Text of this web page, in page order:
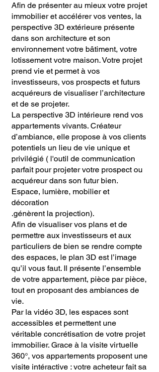
Afin de présenter au mieux votre projet
immobilier et accélérer vos ventes, la
perspective 3D extérieure présente
dans son architecture et son
environnement votre bâtiment, votre
lotissement votre maison. Votre projet
prend vie et permet à vos
investisseurs, vos prospects et futurs
acquéreurs de visualiser l’architecture
et de se projeter.
La perspective 3D intérieure rend vos
appartements vivants. Créateur
d’ambiance, elle propose à vos clients
potentiels un lieu de vie unique et
privilégié ( l'outil de communication
parfait pour projeter votre prospect ou
acquéreur dans son futur bien.
Espace, lumière, mobilier et
décoration
.génèrent la projection).
Afin de visualiser vos plans et de
permettre aux investisseurs et aux
particuliers de bien se rendre compte
des espaces, le plan 3D est l’image
qu’il vous faut. Il présente l’ensemble
de votre appartement, pièce par pièce,
tout en proposant des ambiances de
vie.
Par la vidéo 3D, les espaces sont
accessibles et permettent une
véritable concrétisation de votre projet
immobilier. Grace à la visite virtuelle
360°, vos appartements proposent une
visite intéractive : votre acheteur fait sa